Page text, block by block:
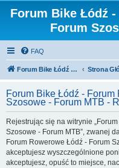
Forum Bike Łódź
Forum
FAQ
Forum Bike Łódź - Forum Rowerowe Łódź - Forum Szosowe - Forum MTB Strona
Forum Bike Łódź -
Szosowe - Forum MTB -
Rejestrując się na witrynie
Szosowe - Forum MTB”, zwanej
Forum Rowerowe Łódź - Forum
akceptujesz wyszczególnione
akceptujesz, opuść to miejsce,